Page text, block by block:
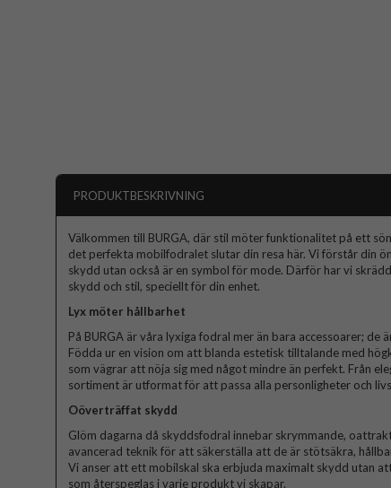
PRODUKTBESKRIVNING
Välkommen till BURGA, där stil möter funktionalitet på ett
det perfekta mobilfodralet slutar din resa här. Vi förstår din
skydd utan också är en symbol för mode. Därför har vi
skydd och stil, speciellt för din enhet.
Lyx möter hållbarhet
På BURGA är våra lyxiga fodral mer än bara accessoarer;
Födda ur en vision om att blanda estetisk tilltalande med
som vägrar att nöja sig med något mindre än perfekt. Från
sortiment är utformat för att passa alla personligheter och
Oöverträffat skydd
Glöm dagarna då skyddsfodral innebar skrymmande,
avancerad teknik för att säkerställa att de är stötsäkra,
Vi anser att ett mobilskal ska erbjuda maximalt skydd utan
som återspeglas i varje produkt vi skapar.